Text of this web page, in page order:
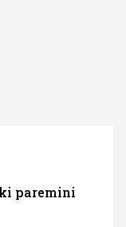
paremini